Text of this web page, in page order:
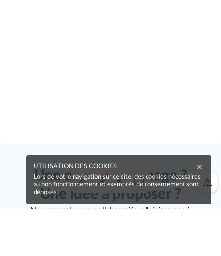
Une erreur sur la page ?
Une idée à proposer ?
Nos manuels sont collaboratifs, n'hésitez pas à
UTILISATION DES COOKIES
Lors de votre navigation sur ce site, des cookies nécessaires
au bon fonctionnement et exemptés de consentement sont
déposés.